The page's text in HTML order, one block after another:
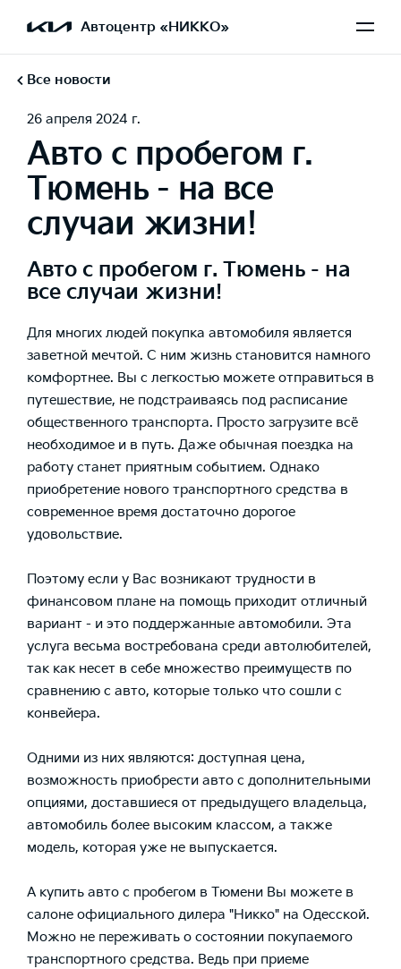
Автоцентр «НИККО»
Все новости
26 апреля 2024 г.
Авто с пробегом г.
Тюмень - на все
случаи жизни!
Авто с пробегом г. Тюмень - на
все случаи жизни!
Для многих людей покупка автомобиля является
заветной мечтой. С ним жизнь становится намного
комфортнее. Вы с легкостью можете отправиться в
путешествие, не подстраиваясь под расписание
общественного транспорта. Просто загрузите всё
необходимое и в путь. Даже обычная поездка на
работу станет приятным событием. Однако
приобретение нового транспортного средства в
современное время достаточно дорогое
удовольствие.
Поэтому если у Вас возникают трудности в
финансовом плане на помощь приходит отличный
вариант - и это поддержанные автомобили. Эта
услуга весьма востребована среди автолюбителей,
так как несет в себе множество преимуществ по
сравнению с авто, которые только что сошли с
конвейера.
Одними из них являются: доступная цена,
возможность приобрести авто с дополнительными
опциями, доставшиеся от предыдущего владельца,
автомобиль более высоким классом, а также
модель, которая уже не выпускается.
А купить авто с пробегом в Тюмени Вы можете в
салоне официального дилера "Никко" на Одесской.
Можно не переживать о состоянии покупаемого
транспортного средства. Ведь при приеме